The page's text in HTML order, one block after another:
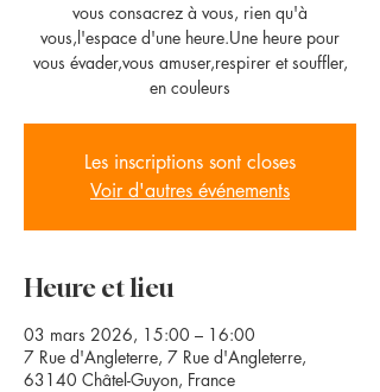
vous consacrez à vous, rien qu'à
vous,l'espace d'une heure.Une heure pour
vous évader,vous amuser,respirer et souffler,
en couleurs
Les inscriptions sont closes
Voir d'autres événements
Heure et lieu
03 mars 2026, 15:00 – 16:00
7 Rue d'Angleterre, 7 Rue d'Angleterre,
63140 Châtel-Guyon, France